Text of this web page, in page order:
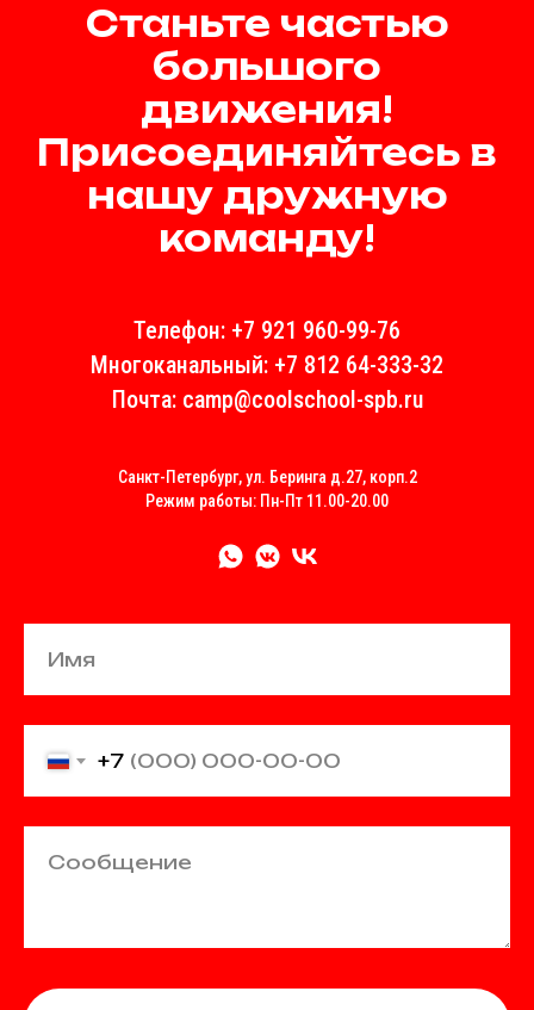
Станьте частью
большого
движения!
Присоединяйтесь в
нашу дружную
команду!
Телефон: +7 921 960-99-76
Многоканальный: +7 812 64-333-32
Почта: сamp@coolschool-spb.ru
Санкт-Петербург, ул. Беринга д.27, корп.2
Режим работы: Пн-Пт 11.00-20.00
Имя
+7
Сообщение